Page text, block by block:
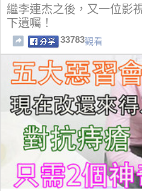
繼李連杰之後，又一位影
下遺囑！
33783觀看